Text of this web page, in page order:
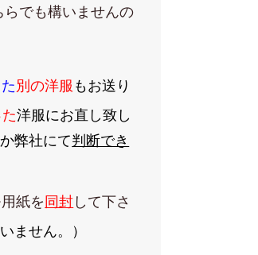
でも構いませんの
別の洋服 もお送り
洋服にお直し致し
弊社にて判断でき
紙を同封して下さ
ません。）